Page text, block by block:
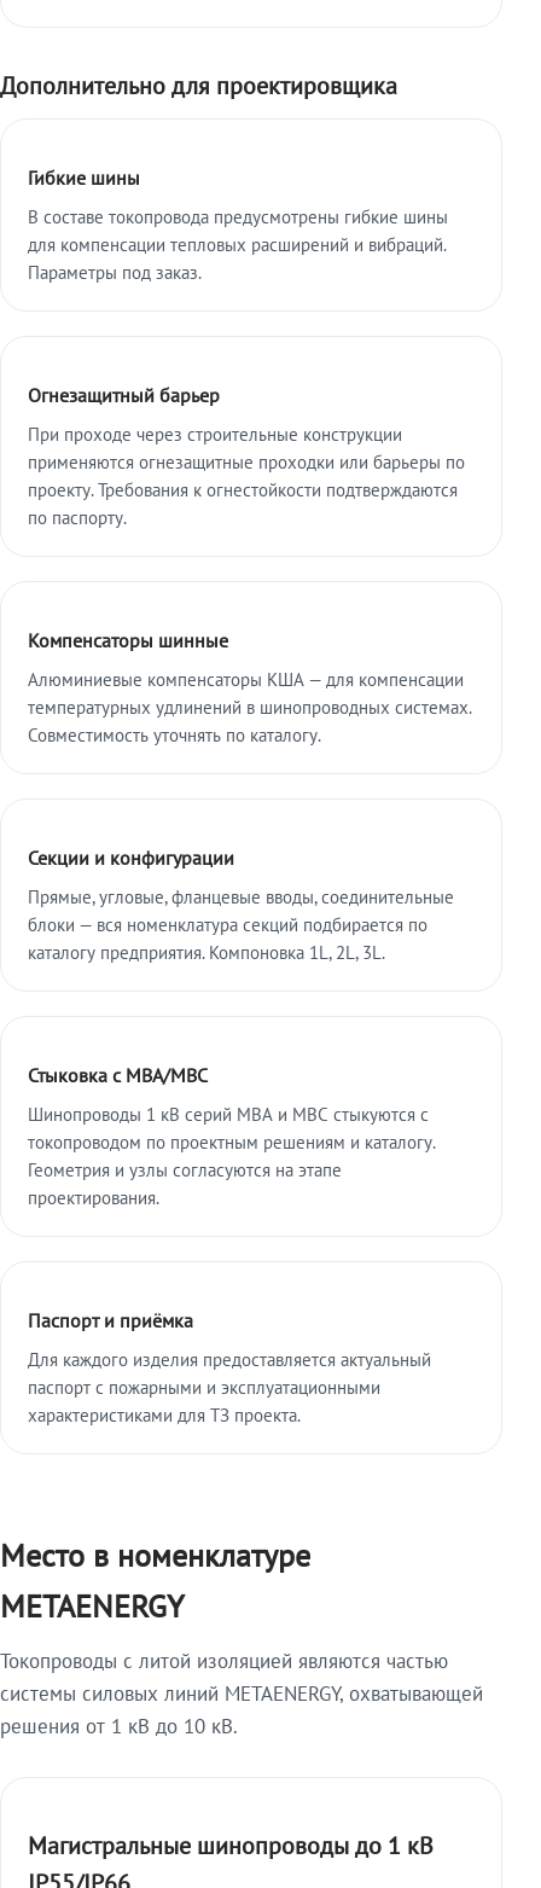
Дополнительно для проектировщика
Гибкие шины
В составе токопровода предусмотрены гибкие шины
для компенсации тепловых расширений и вибраций.
Параметры под заказ.
Огнезащитный барьер
При проходе через строительные конструкции
применяются огнезащитные проходки или барьеры по
проекту. Требования к огнестойкости подтверждаются
по паспорту.
Компенсаторы шинные
Алюминиевые компенсаторы КША — для компенсации
температурных удлинений в шинопроводных системах.
Совместимость уточнять по каталогу.
Секции и конфигурации
Прямые, угловые, фланцевые вводы, соединительные
блоки — вся номенклатура секций подбирается по
каталогу предприятия. Компоновка 1L, 2L, 3L.
Стыковка с МВА/МВС
Шинопроводы 1 кВ серий МВА и МВС стыкуются с
токопроводом по проектным решениям и каталогу.
Геометрия и узлы согласуются на этапе
проектирования.
Паспорт и приёмка
Для каждого изделия предоставляется актуальный
паспорт с пожарными и эксплуатационными
характеристиками для ТЗ проекта.
Место в номенклатуре
METAENERGY
Токопроводы с литой изоляцией являются частью
системы силовых линий METAENERGY, охватывающей
решения от 1 кВ до 10 кВ.
Магистральные шинопроводы до 1 кВ